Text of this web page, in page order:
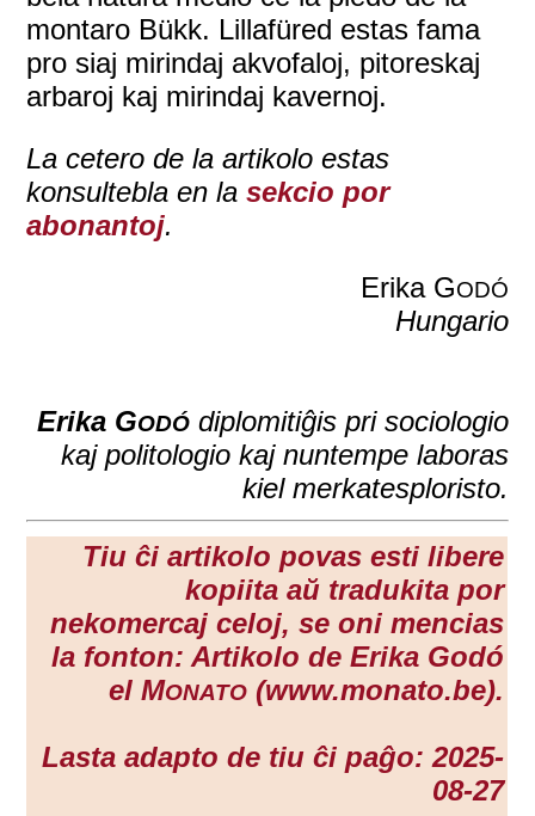
montaro Bükk. Lillafüred estas fama
pro siaj mirindaj akvofaloj, pitoreskaj
arbaroj kaj mirindaj kavernoj.
La cetero de la artikolo estas
konsultebla en lasekcio por
abonantoj.
Erika GODÓ
Hungario
Erika GODÓ diplomitiĝis pri sociologio
kaj politologio kaj nuntempe laboras
kiel merkatesploristo.
Tiu ĉi artikolo povas esti libere
kopiita aŭ tradukita por
nekomercaj celoj, se oni mencias
la fonton: Artikolo de Erika Godó
el MONATO (www.monato.be).
Lasta adapto de tiu ĉi paĝo: 2025-
08-27